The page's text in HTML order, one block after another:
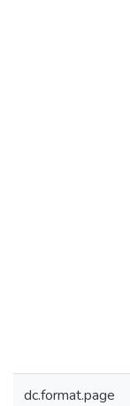
dc.format.page